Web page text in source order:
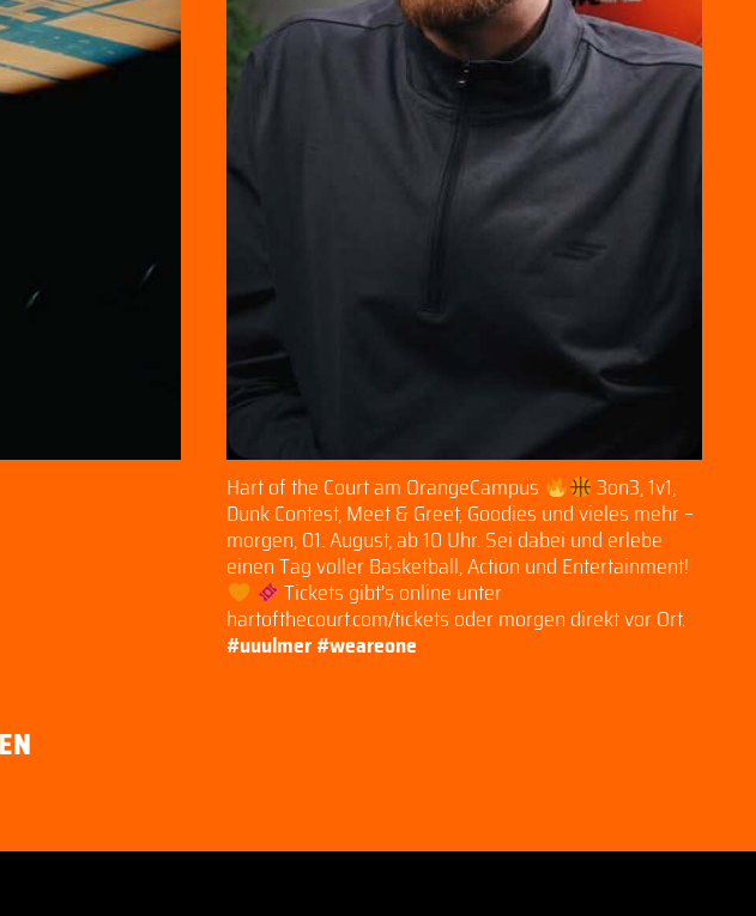
Hart of the Court am OrangeCampus 3on3, 1v1,
Dunk Contest, Meet & Greet, Goodies und vieles mehr –
morgen, 01. August, ab 10 Uhr. Sei dabei und erlebe
einen Tag voller Basketball, Action und Entertainment!
Tickets gibt’s online unter
hartofthecourt.com/tickets oder morgen direkt vor Ort.
#uuulmer#weareone